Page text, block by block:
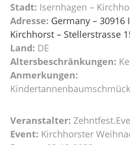
Stadt: Isernhagen –
Adresse: Germany – 30916
Kirchhorst – Stellerstrasse
Land: DE
Altersbeschränkungen:
Anmerkungen:
Veranstalter:
Event: Kirchhorster